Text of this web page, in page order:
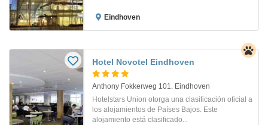
Eindhoven
Hotel Novotel Eindhoven
Anthony Fokkerweg 101. Eindhoven
Hotelstars Union otorga una clasificación oficial a
los alojamientos de Países Bajos. Este
alojamiento está clasificado...